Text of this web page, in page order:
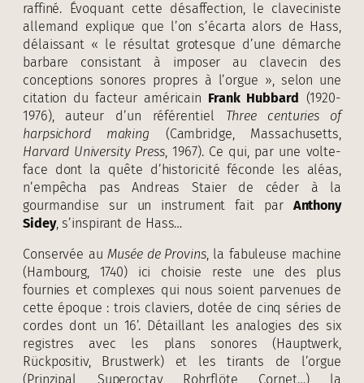
raffiné. Évoquant cette désaffection, le claveciniste
allemand explique que l’on s’écarta alors de Hass,
délaissant « le résultat grotesque d’une démarche
barbare consistant à imposer au clavecin des
conceptions sonores propres à l’orgue », selon une
citation du facteur américain Frank Hubbard (1920-
1976), auteur d’un référentiel Three centuries of
harpsichord making (Cambridge, Massachusetts,
Harvard University Press, 1967). Ce qui, par une volte-
face dont la quête d’historicité féconde les aléas,
n’empêcha pas Andreas Staier de céder à la
gourmandise sur un instrument fait par Anthony
Sidey, s’inspirant de Hass…
Conservée auMusée de Provins, la fabuleuse machine
(Hambourg, 1740) ici choisie reste une des plus
fournies et complexes qui nous soient parvenues de
cette époque : trois claviers, dotée de cinq séries de
cordes dont un 16’. Détaillant les analogies des six
registres avec les plans sonores (Hauptwerk,
Rückpositiv, Brustwerk) et les tirants de l’orgue
(Prinzipal, Superoctav, Rohrflöte, Cornet…), la